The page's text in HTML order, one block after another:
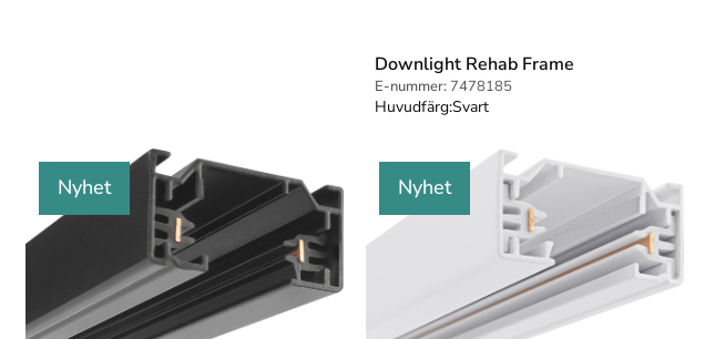
Downlight Rehab Frame
E-nummer: 7478185
Huvudfärg:Svart
Nyhet Nyhet